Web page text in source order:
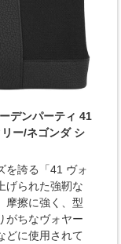
デンパーティ 41
ー/ネゴンダ シ
を誇る「41 ヴォ
げられた強靭な
摩擦に強く、型
がちなヴォヤー
どに使用されて